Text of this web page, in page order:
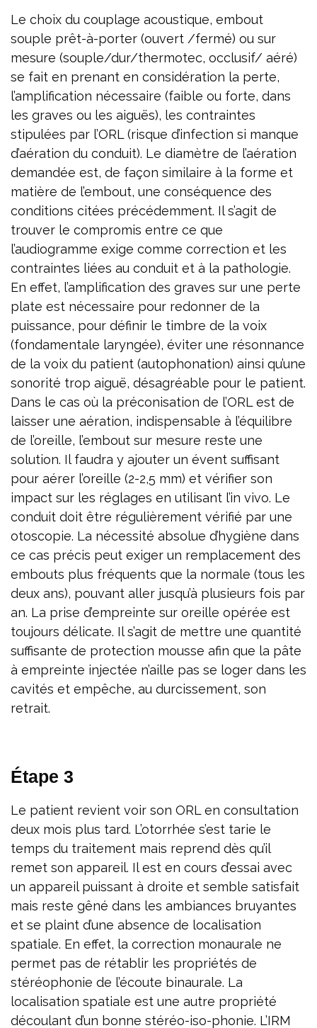
Le choix du couplage acoustique, embout
souple prêt-à-porter (ouvert /fermé) ou sur
mesure (souple/dur/thermotec, occlusif/ aéré)
se fait en prenant en considération la perte,
l’amplification nécessaire (faible ou forte, dans
les graves ou les aiguës), les contraintes
stipulées par l’ORL (risque d’infection si manque
d’aération du conduit). Le diamètre de l’aération
demandée est, de façon similaire à la forme et
matière de l’embout, une conséquence des
conditions citées précédemment. Il s’agit de
trouver le compromis entre ce que
l’audiogramme exige comme correction et les
contraintes liées au conduit et à la pathologie.
En effet, l’amplification des graves sur une perte
plate est nécessaire pour redonner de la
puissance, pour définir le timbre de la voix
(fondamentale laryngée), éviter une résonnance
de la voix du patient (autophonation) ainsi qu’une
sonorité trop aiguë, désagréable pour le patient.
Dans le cas où la préconisation de l’ORL est de
laisser une aération, indispensable à l’équilibre
de l’oreille, l’embout sur mesure reste une
solution. Il faudra y ajouter un évent suffisant
pour aérer l’oreille (2-2,5 mm) et vérifier son
impact sur les réglages en utilisant l’in vivo. Le
conduit doit être régulièrement vérifié par une
otoscopie. La nécessité absolue d’hygiène dans
ce cas précis peut exiger un remplacement des
embouts plus fréquents que la normale (tous les
deux ans), pouvant aller jusqu’à plusieurs fois par
an. La prise d’empreinte sur oreille opérée est
toujours délicate. Il s’agit de mettre une quantité
suffisante de protection mousse afin que la pâte
à empreinte injectée n’aille pas se loger dans les
cavités et empêche, au durcissement, son
retrait.
Étape 3
Le patient revient voir son ORL en consultation
deux mois plus tard. L’otorrhée s’est tarie le
temps du traitement mais reprend dès qu’il
remet son appareil. Il est en cours d’essai avec
un appareil puissant à droite et semble satisfait
mais reste gêné dans les ambiances bruyantes
et se plaint d’une absence de localisation
spatiale. En effet, la correction monaurale ne
permet pas de rétablir les propriétés de
stéréophonie de l’écoute binaurale. La
localisation spatiale est une autre propriété
découlant d’un bonne stéréo-iso-phonie. L’IRM